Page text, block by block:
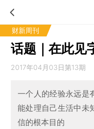
财新周刊
话题｜在此见
2017年04月03日第13期
一个人的经验永远是
能处理自己生活中未
信的根本目的